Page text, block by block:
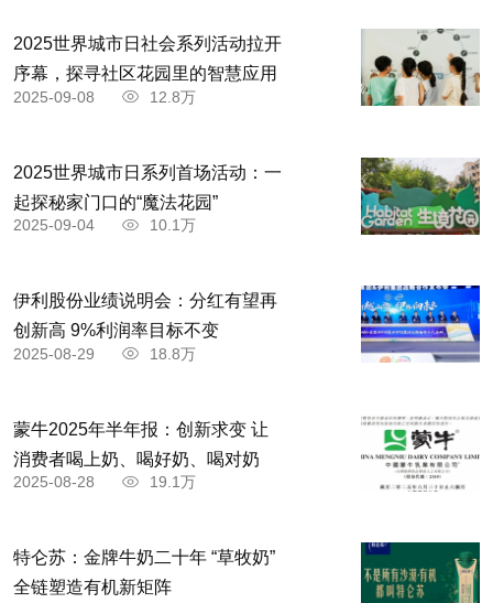
碎，与苦菜一起放入盆中，加入精盐、味精、葱
花、猪油拌匀成馅。将面粉和发酵粉拌匀，加水和
匀揉好，待发好后，加适量碱揉匀制皮，包成包
2025世界城市日社会系列活动拉开
序幕，探寻社区花园里的智慧应用
2025-09-08 12.8万
2025世界城市日系列首场活动：一
起探秘家门口的“魔法花园”
2025-09-04 10.1万
伊利股份业绩说明会：分红有望再
创新高 9%利润率目标不变
2025-08-29 18.8万
蒙牛2025年半年报：创新求变 让
消费者喝上奶、喝好奶、喝对奶
2025-08-28 19.1万
特仑苏：金牌牛奶二十年 “草牧奶”
全链塑造有机新矩阵